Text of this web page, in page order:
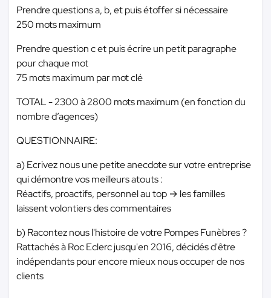
Prendre questions a, b, et puis étoffer si nécessaire
250 mots maximum
Prendre question c et puis écrire un petit paragraphe
pour chaque mot
75 mots maximum par mot clé
TOTAL - 2300 à 2800 mots maximum (en fonction du
nombre d’agences)
QUESTIONNAIRE:
a) Ecrivez nous une petite anecdote sur votre entreprise
qui démontre vos meilleurs atouts :
Réactifs, proactifs, personnel au top → les familles
laissent volontiers des commentaires
b) Racontez nous l'histoire de votre Pompes Funèbres ?
Rattachés à Roc Eclerc jusqu'en 2016, décidés d'être
indépendants pour encore mieux nous occuper de nos
clients